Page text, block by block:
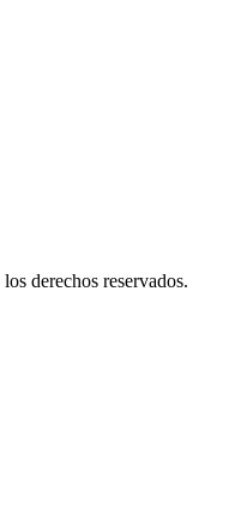
derechos reservados.